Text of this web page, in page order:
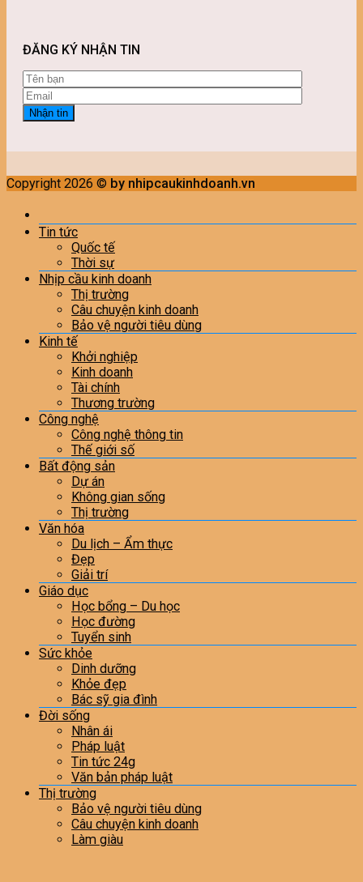
ĐĂNG KÝ NHẬN TIN
Copyright 2026 © by nhipcaukinhdoanh.vn
Tin tức
Quốc tế
Thời sự
Nhịp cầu kinh doanh
Thị trường
Câu chuyện kinh doanh
Bảo vệ người tiêu dùng
Kinh tế
Khởi nghiệp
Kinh doanh
Tài chính
Thương trường
Công nghệ
Công nghệ thông tin
Thế giới số
Bất động sản
Dự án
Không gian sống
Thị trường
Văn hóa
Du lịch – Ẩm thực
Đẹp
Giải trí
Giáo dục
Học bổng – Du học
Học đường
Tuyển sinh
Sức khỏe
Dinh dưỡng
Khỏe đẹp
Bác sỹ gia đình
Đời sống
Nhân ái
Pháp luật
Tin tức 24g
Văn bản pháp luật
Thị trường
Bảo vệ người tiêu dùng
Câu chuyện kinh doanh
Làm giàu